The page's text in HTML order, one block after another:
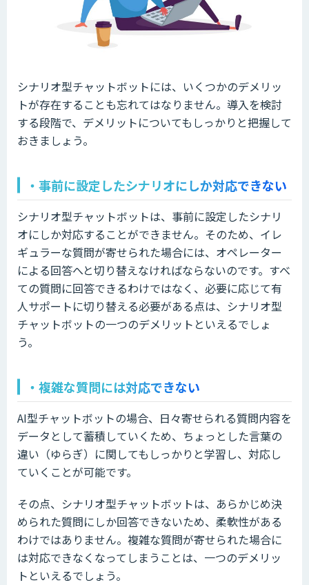
シナリオ型チャットボットには、いくつかのデメリッ
トが存在することも忘れてはなりません。導入を検討
する段階で、デメリットについてもしっかりと把握して
おきましょう。
・事前に設定したシナリオにしか対応できない
シナリオ型チャットボットは、事前に設定したシナリ
オにしか対応することができません。そのため、イレ
ギュラーな質問が寄せられた場合には、オペレーター
による回答へと切り替えなければならないのです。すべ
ての質問に回答できるわけではなく、必要に応じて有
人サポートに切り替える必要がある点は、シナリオ型
チャットボットの一つのデメリットといえるでしょ
う。
・複雑な質問には対応できない
AI型チャットボットの場合、日々寄せられる質問内容を
データとして蓄積していくため、ちょっとした言葉の
違い（ゆらぎ）に関してもしっかりと学習し、対応し
ていくことが可能です。
その点、シナリオ型チャットボットは、あらかじめ決
められた質問にしか回答できないため、柔軟性がある
わけではありません。複雑な質問が寄せられた場合に
は対応できなくなってしまうことは、一つのデメリッ
トといえるでしょう。